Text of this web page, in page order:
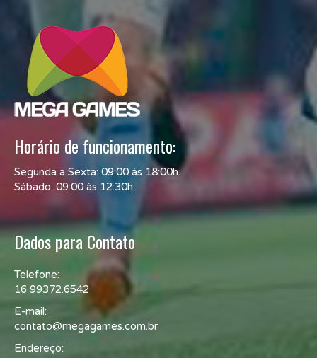
Horário de funcionamento:
Segunda a Sexta: 09:00 às 18:00h.
Sábado: 09:00 às 12:30h.
Dados para Contato
Telefone:
16 99372.6542
E-mail:
contato@megagames.com.br
Endereço: